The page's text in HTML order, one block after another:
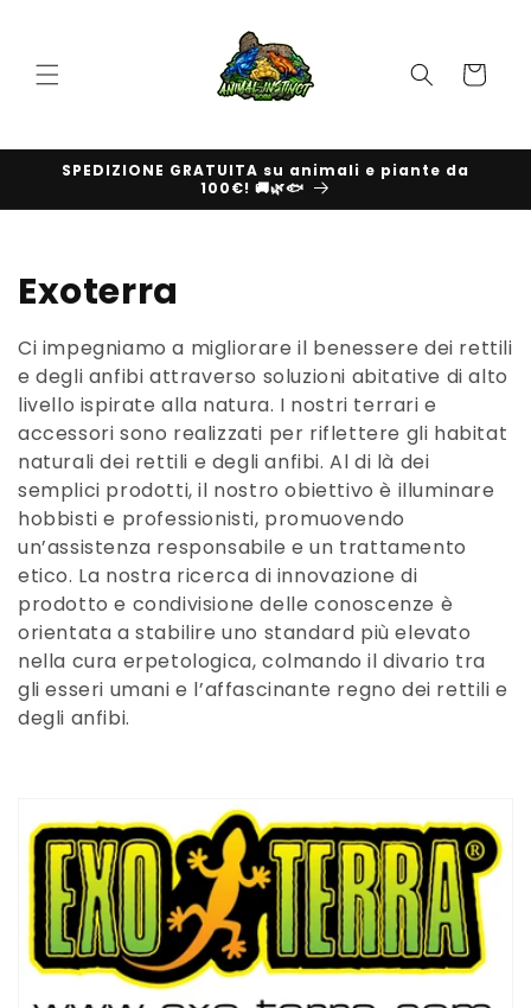
Carrello
SPEDIZIONE GRATUITA su animali e piante da
100€! 🚚🌿🐟
C
o
l
l
e
z
i
o
n
e
Exoterra
Ci impegniamo a migliorare il benessere dei rettili
e degli anfibi attraverso soluzioni abitative di alto
livello ispirate alla natura. I nostri terrari e
accessori sono realizzati per riflettere gli habitat
naturali dei rettili e degli anfibi. Al di là dei
semplici prodotti, il nostro obiettivo è illuminare
hobbisti e professionisti, promuovendo
un’assistenza responsabile e un trattamento
etico. La nostra ricerca di innovazione di
prodotto e condivisione delle conoscenze è
orientata a stabilire uno standard più elevato
nella cura erpetologica, colmando il divario tra
gli esseri umani e l’affascinante regno dei rettili e
degli anfibi.